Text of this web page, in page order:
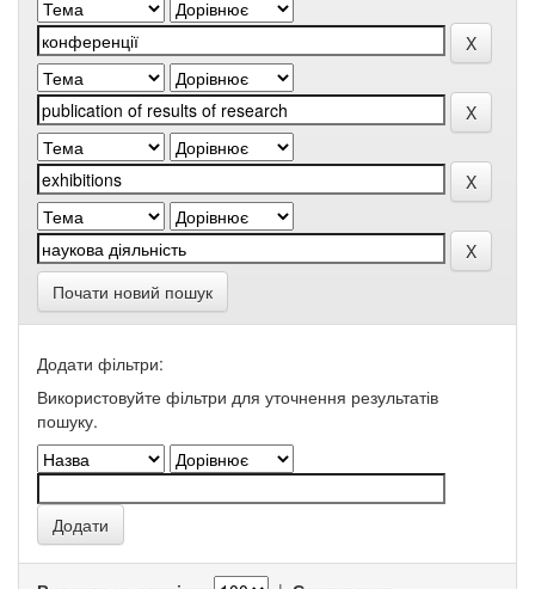
Почати новий пошук
Додати фільтри:
Використовуйте фільтри для уточнення результатів
пошуку.